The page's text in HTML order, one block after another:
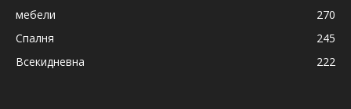
мебели
270
Спалня
245
Всекидневна
222